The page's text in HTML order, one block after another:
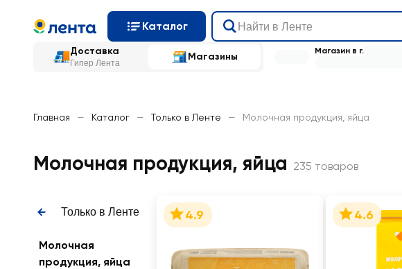
Каталог
Доставка
Гипер Лента
Магазины Магазин в г.
Главная — Каталог — Только в Ленте — Молочная продукция, яйца
Молочная продукция, яйца 235 товаров
Только в Ленте
Молочная
продукция, яйца
4.9 4.6